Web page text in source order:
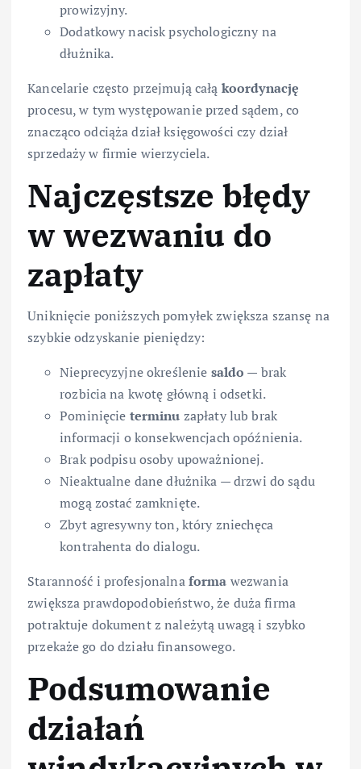
prowizyjny.
Dodatkowy nacisk psychologiczny na
dłużnika.
Kancelarie często przejmują całą koordynację
procesu, w tym występowanie przed sądem, co
znacząco odciąża dział księgowości czy dział
sprzedaży w firmie wierzyciela.
Najczęstsze błędy
w wezwaniu do
zapłaty
Uniknięcie poniższych pomyłek zwiększa szansę na
szybkie odzyskanie pieniędzy:
Nieprecyzyjne określenie saldo — brak
rozbicia na kwotę główną i odsetki.
Pominięcie terminu zapłaty lub brak
informacji o konsekwencjach opóźnienia.
Brak podpisu osoby upoważnionej.
Nieaktualne dane dłużnika — drzwi do sądu
mogą zostać zamknięte.
Zbyt agresywny ton, który zniechęca
kontrahenta do dialogu.
Staranność i profesjonalnaforma wezwania
zwiększa prawdopodobieństwo, że duża firma
potraktuje dokument z należytą uwagą i szybko
przekaże go do działu finansowego.
Podsumowanie
działań